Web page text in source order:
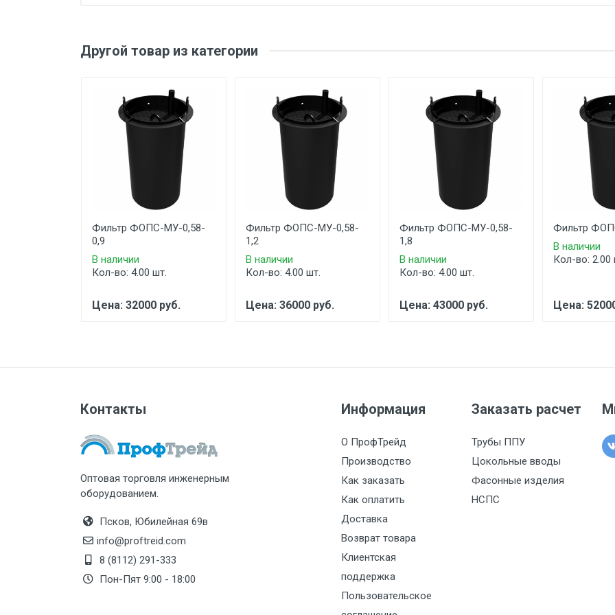
Другой товар из категории
Фильтр ФОПС-МУ-0,58-
0,9
В наличии
Кол-во: 4.00 шт.
Цена: 32000 руб.
Фильтр ФОПС-МУ-0,58-
1,2
В наличии
Кол-во: 4.00 шт.
Цена: 36000 руб.
Фильтр ФОПС-МУ-0,58-
1,8
В наличии
Кол-во: 4.00 шт.
Цена: 43000 руб.
Фильтр
В наличии
Кол-во: 2.00
Цена:
Контакты
Оптовая торговля инженерным
оборудованием.
Псков, Юбилейная 69в
info@proftreid.com
8 (8112) 291-333
Пон-Пят 9:00 - 18:00
Информация
О ПрофТрейд
Производство
Как заказать
Как оплатить
Доставка
Возврат товара
Клиентская
поддержка
Пользовательское
Заказать расчет
Трубы ППУ
Цокольные вводы
Фасонные изделия
НСПС